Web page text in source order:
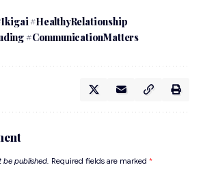
#HealthyRelationship
#CommunicationMatters
be published. Required fields are marked *